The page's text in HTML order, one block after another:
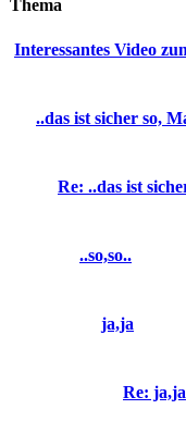
Thema
Interessantes Video
..das ist sicher so,
Re: ..das ist
..so,so..
ja,ja
Re: ja,ja